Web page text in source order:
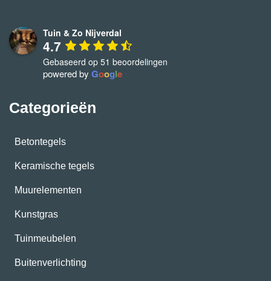
Tuin & Zo Nijverdal
4.7
Gebaseerd op 51 beoordelingen
powered by Google
Categorieën
Betontegels
Keramische tegels
Muurelementen
Kunstgras
Tuinmeubelen
Buitenverlichting